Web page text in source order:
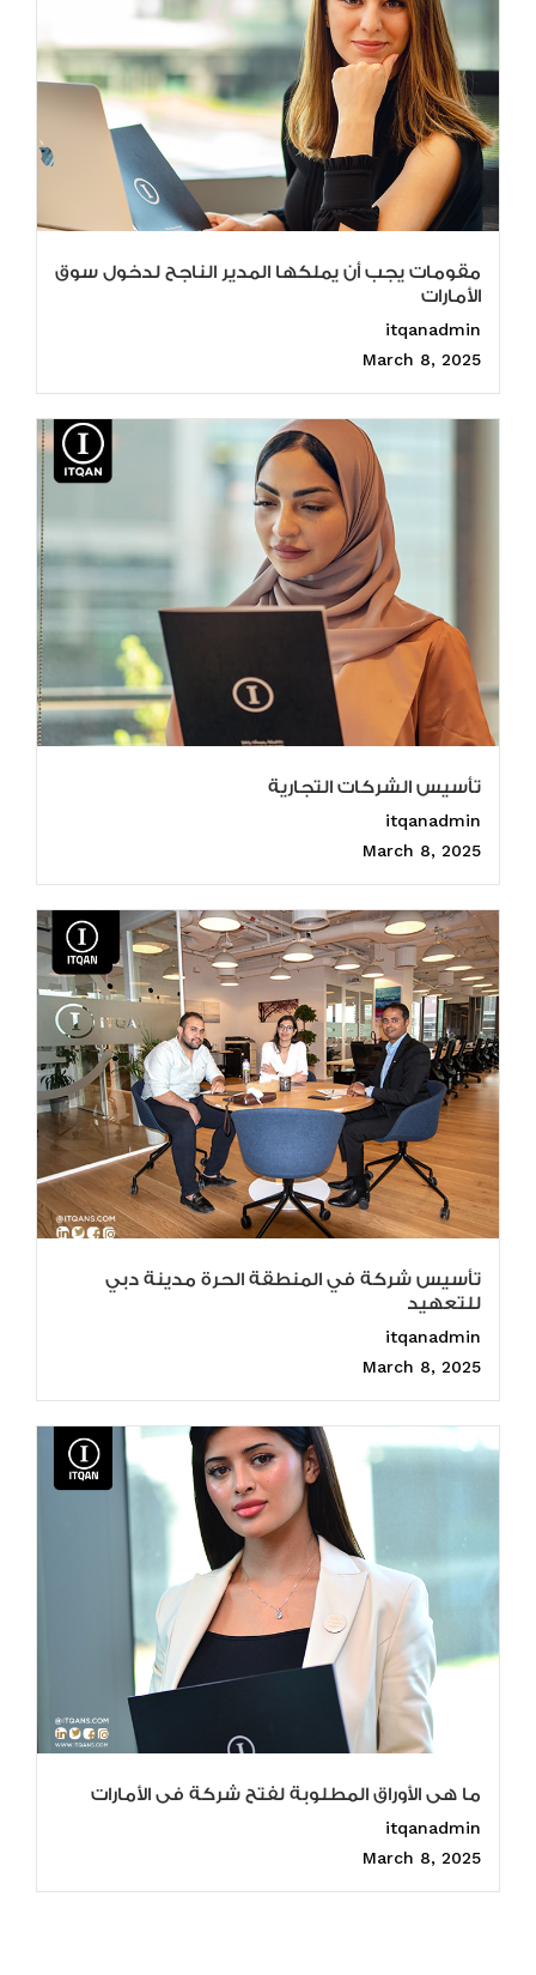
مقومات يجب أن يملكها المدير الناجح لدخول سوق
الأمارات
itqanadmin
March 8, 2025
تأسيس الشركات التجارية
itqanadmin
March 8, 2025
تأسيس شركة في المنطقة الحرة مدينة دبي
للتعهيد
itqanadmin
March 8, 2025
ما هى الأوراق المطلوبة لفتح شركة فى الأمارات
itqanadmin
March 8, 2025